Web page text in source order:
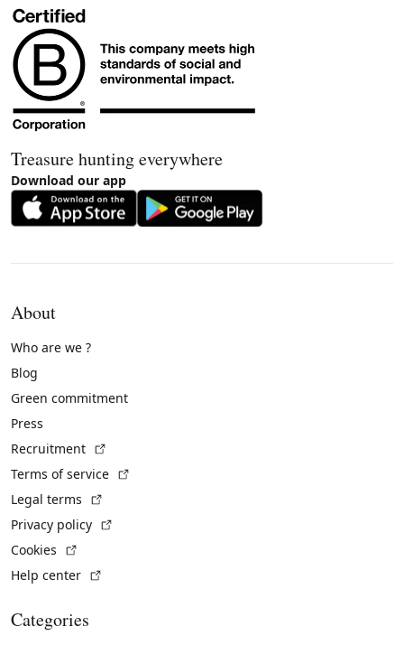
Treasure hunting everywhere
Download our app
About
Who are we ?
Blog
Green commitment
Press
Recruitment
Terms of service
Legal terms
Privacy policy
Cookies
Help center
Categories